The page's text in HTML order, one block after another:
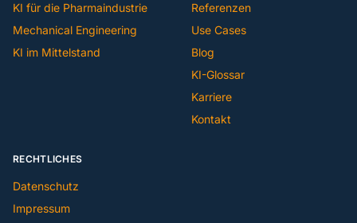
KI für die Pharmaindustrie
Mechanical Engineering
KI im Mittelstand
Referenzen
Use Cases
Blog
KI-Glossar
Karriere
Kontakt
RECHTLICHES
Datenschutz
Impressum